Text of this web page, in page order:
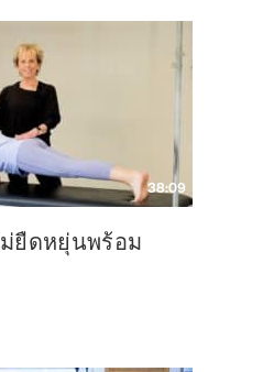
38:09
ยืดหยุ่นพร้อม